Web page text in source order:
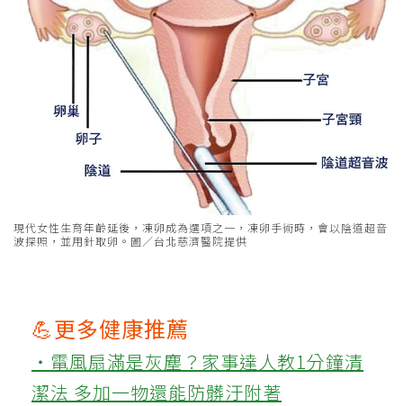
現代女性生育年齡延後，凍卵成為選項之一，凍卵手術時，會以陰道超音
波探照，並用針取卵。圖／台北慈濟醫院提供
💪更多健康推薦
‧電風扇滿是灰塵？家事達人教1分鐘清
潔法 多加一物還能防髒汙附著